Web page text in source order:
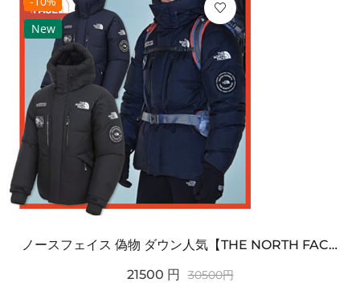
New
ノースフェイス 偽物 ダウン人気【THE NORTH FACE】M'S 7 SUMMIT HIM...
21500 円 30500円